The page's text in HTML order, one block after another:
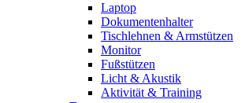
Laptop
Dokumentenhalter
Tischlehnen & Armstützen
Monitor
Fußstützen
Licht & Akustik
Aktivität & Training